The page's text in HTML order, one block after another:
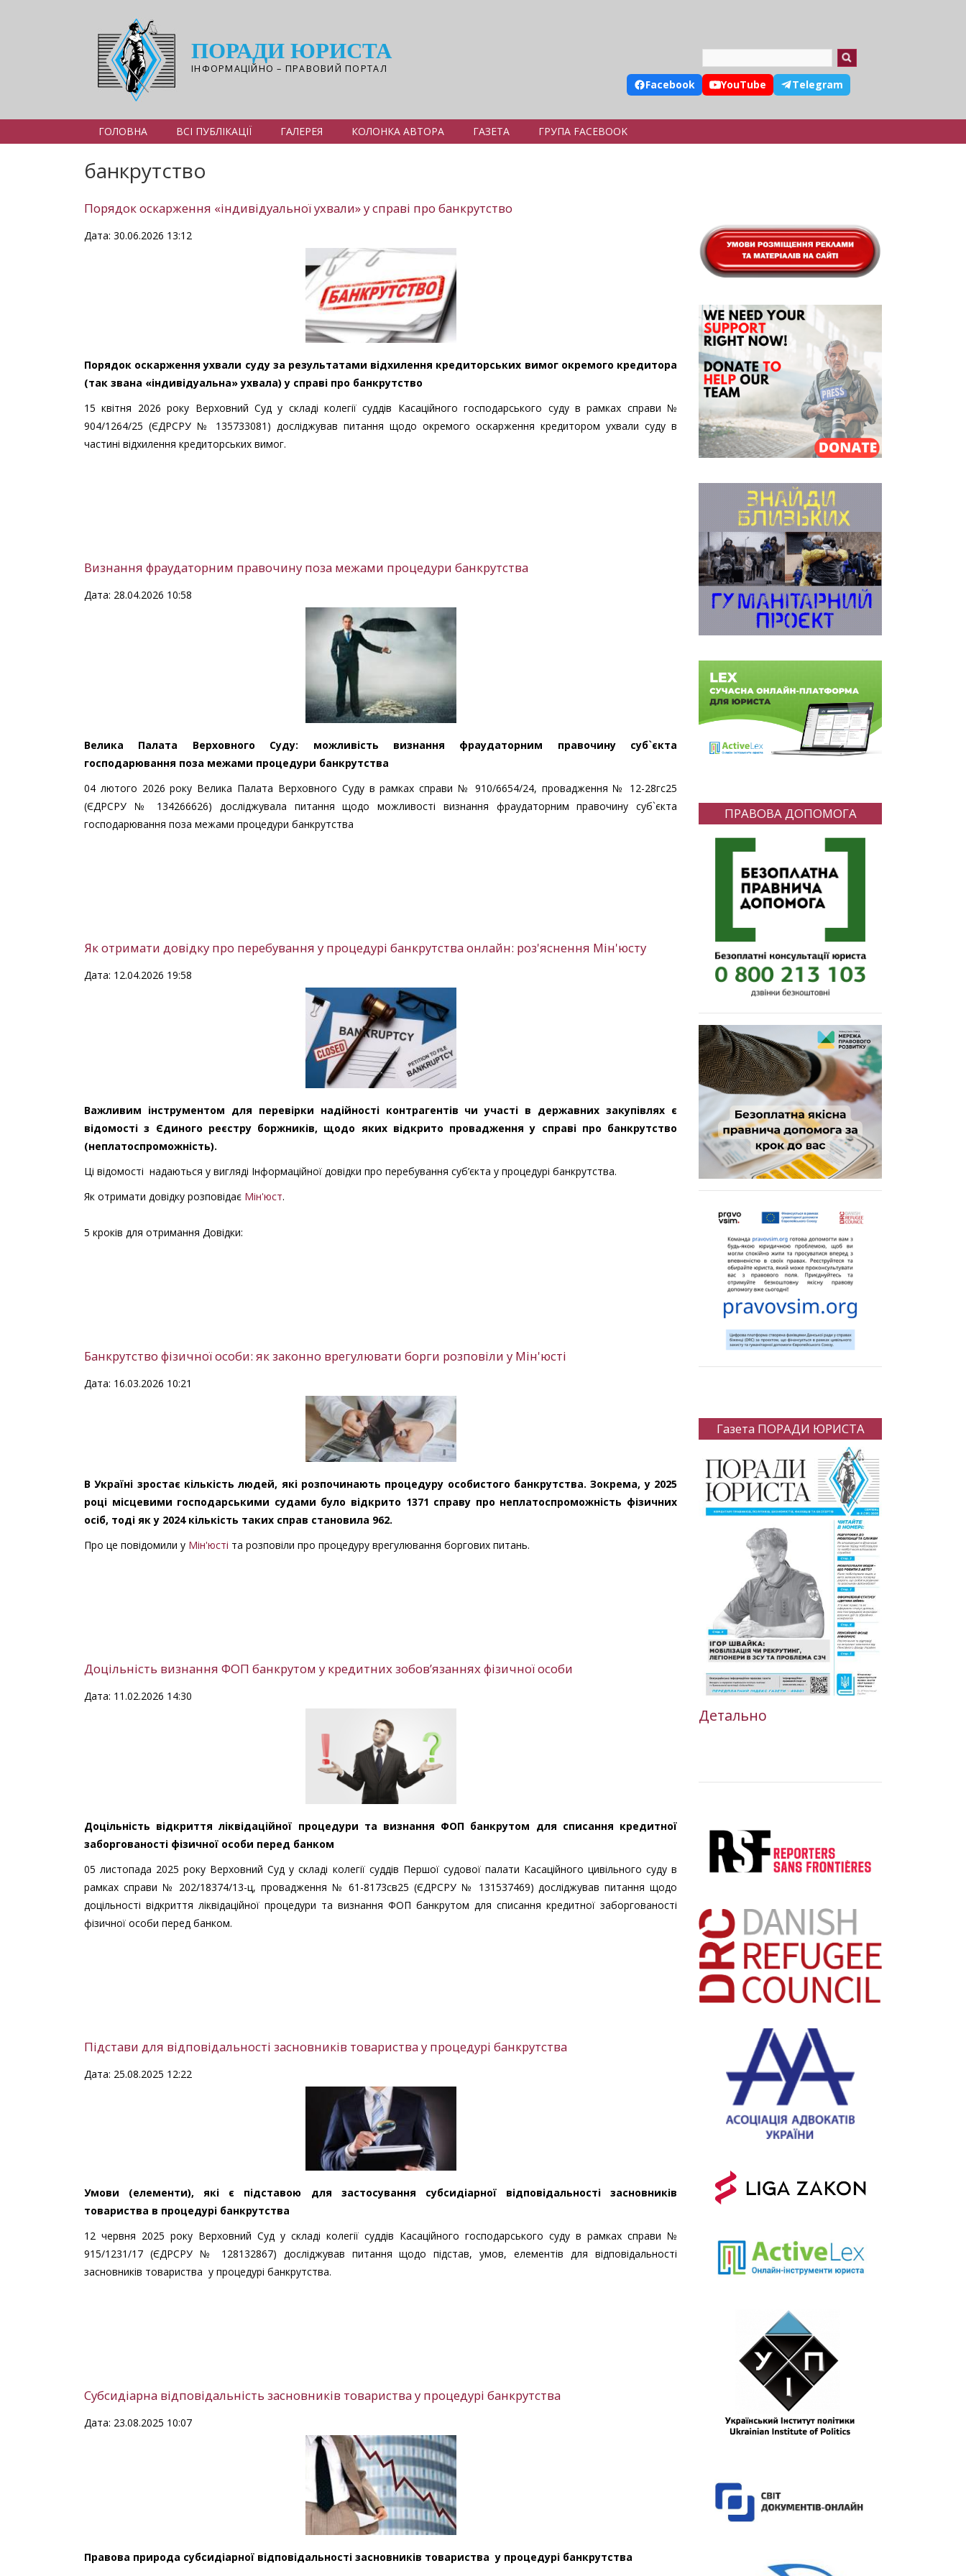
ПОРАДИ ЮРИСТА
ІНФОРМАЦІЙНО – ПРАВОВИЙ ПОРТАЛ
Facebook YouTube Telegram
ГОЛОВНА ВСІ ПУБЛІКАЦІЇ ГАЛЕРЕЯ КОЛОНКА АВТОРА ГАЗЕТА ГРУПА FACEBOOK
банкрутство
Порядок оскарження «індивідуальної ухвали» у справі про банкрутство
Дата: 30.06.2026 13:12
Порядок оскарженняухвали суду за результатами відхилення кредиторських вимог окремого кредитора
(так звана «індивідуальна» ухвала) у справі про банкрутство
15 квітня 2026 року Верховний Суд у складі колегії суддів Касаційного господарського суду в рамках справи №
904/1264/25 (ЄДРСРУ № 135733081) досліджував питання щодо окремого оскарження кредитором ухвали суду в
частині відхилення кредиторських вимог.
Визнання фраудаторним правочину поза межами процедури банкрутства
Дата: 28.04.2026 10:58
Велика Палата Верховного Суду: можливість визнання фраудаторним правочину суб`єкта
господарювання поза межами процедури банкрутства
04 лютого 2026 року Велика Палата Верховного Суду в рамках справи № 910/6654/24, провадження № 12-28гс25
(ЄДРСРУ № 134266626) досліджувала питання щодо можливості визнання фраудаторним правочину суб`єкта
господарювання поза межами процедури банкрутства
Як отримати довідку про перебування у процедурі банкрутства онлайн: роз'яснення Мін'юсту
Дата: 12.04.2026 19:58
Важливим інструментом для перевірки надійності контрагентів чи участі в державних закупівлях є
відомості з Єдиного реєстру боржників, щодо яких відкрито провадження у справі про банкрутство
(неплатоспроможність).
Ці відомості надаються у вигляді Інформаційної довідки про перебування суб’єкта у процедурі банкрутства.
Як отримати довідку розповідає Мін'юст.
5 кроків для отримання Довідки:
Банкрутство фізичної особи: як законно врегулювати борги розповіли у Мін'юсті
Дата: 16.03.2026 10:21
В Україні зростає кількість людей, які розпочинають процедуру особистого банкрутства. Зокрема, у 2025
році місцевими господарськими судами було відкрито 1371 справу про неплатоспроможність фізичних
осіб, тоді як у 2024 кількість таких справ становила 962.
Про це повідомили у Мін'юсті та розповіли про процедуру врегулювання боргових питань.
Доцільність визнання ФОП банкрутом у кредитних зобов’язаннях фізичної особи
Дата: 11.02.2026 14:30
Доцільність відкриття ліквідаційної процедури та визнання ФОП банкрутом для списання кредитної
заборгованості фізичної особи перед банком
05 листопада 2025 року Верховний Суд у складі колегії суддів Першої судової палати Касаційного цивільного суду в
рамках справи № 202/18374/13-ц, провадження № 61-8173св25 (ЄДРСРУ № 131537469) досліджував питання щодо
доцільності відкриття ліквідаційної процедури та визнання ФОП банкрутом для списання кредитної заборгованості
фізичної особи перед банком.
Підстави для відповідальності засновників товариства у процедурі банкрутства
Дата: 25.08.2025 12:22
Умови (елементи), які є підставою для застосування субсидіарної відповідальності засновників
товариства в процедурі банкрутства
12 червня 2025 року Верховний Суд у складі колегії суддів Касаційного господарського суду в рамках справи №
915/1231/17 (ЄДРСРУ № 128132867) досліджував питання щодо підстав, умов, елементів для відповідальності
засновників товариства у процедурі банкрутства.
Субсидіарна відповідальність засновників товариства у процедурі банкрутства
Дата: 23.08.2025 10:07
Правова природа субсидіарної відповідальності засновників товариства у процедурі банкрутства
ПРАВОВА ДОПОМОГА
Газета ПОРАДИ ЮРИСТА
Детально